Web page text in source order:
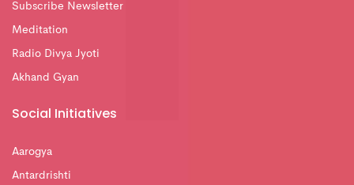
Subscribe Newsletter
Meditation
Radio Divya Jyoti
Akhand Gyan
Social Initiatives
Aarogya
Antardrishti